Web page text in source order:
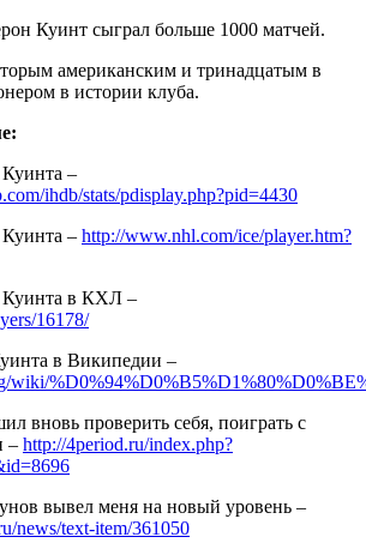
Куинт сыграл больше 1000 матчей.
американским и тринадцатым в
в истории клуба.
–
ihdb/stats/pdisplay.php?pid=4430
– http://www.nhl.com/ice/player.htm?
Куинта в КХЛ –
16178/
в Википедии –
wiki/
вновь проверить себя, поиграть с
– http://4period.ru/index.php?
вывел меня на новый уровень –
news/text-item/361050